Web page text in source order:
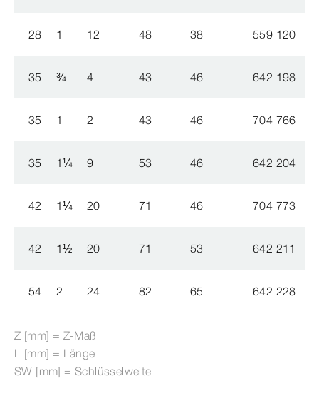
28 1 12 48 38 559 120
35 ¾ 4 43 46 642 198
35 1 2 43 46 704 766
35 1¼ 9 53 46 642 204
42 1¼ 20 71 46 704 773
42 1½ 20 71 53 642 211
54 2 24 82 65 642 228
Z [mm] = Z-​Maß
L [mm] = Länge
SW [mm] = Schlüsselweite